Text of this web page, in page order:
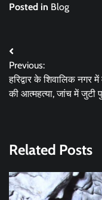
Posted in Blog
Post
navigation
Previous:
हरिद्वार के शिवालिक नगर
की आत्महत्या, जांच में जुटी
Related Posts